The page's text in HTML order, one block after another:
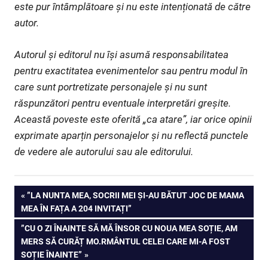
este pur întâmplătoare și nu este intenționată de către
autor.
Autorul și editorul nu își asumă responsabilitatea
pentru exactitatea evenimentelor sau pentru modul în
care sunt portretizate personajele și nu sunt
răspunzători pentru eventuale interpretări greșite.
Această poveste este oferită „ca atare”, iar orice opinii
exprimate aparțin personajelor și nu reflectă punctele
de vedere ale autorului sau ale editorului.
Navigare
în
articole
PREVIOUS
POST:
”LA NUNTA MEA, SOCRII MEI ȘI-AU BĂTUT JOC DE MAMA
MEA ÎN FAȚA A 204 INVITAȚI”
NEXT
POST:
”CU O ZI ÎNAINTE SĂ MĂ ÎNSOR CU NOUA MEA SOȚIE, AM
MERS SĂ CURĂȚ MO.RMÂNTUL CELEI CARE MI-A FOST
SOȚIE ÎNAINTE”